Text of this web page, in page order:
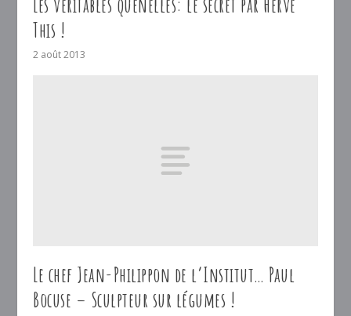
This !
2 août 2013
Le chef Jean-Philippon de l’Institut… Paul
Bocuse – Sculpteur sur légumes !